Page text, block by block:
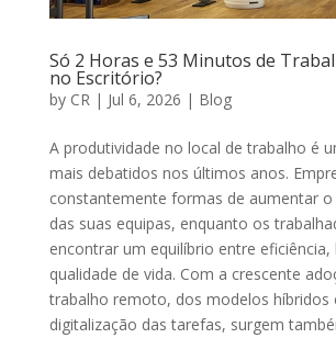
Só 2 Horas e 53 Minutos de
no Escritório?
by CR| Jul 6, 2026 | Blog
A produtividade no local de trabalho é
mais debatidos nos últimos anos.
constantemente formas de aumentar
das suas equipas, enquanto os
encontrar um equilíbrio entre eficiência,
qualidade de vida. Com a crescente
trabalho remoto, dos modelos híbridos
digitalização das tarefas, surgem